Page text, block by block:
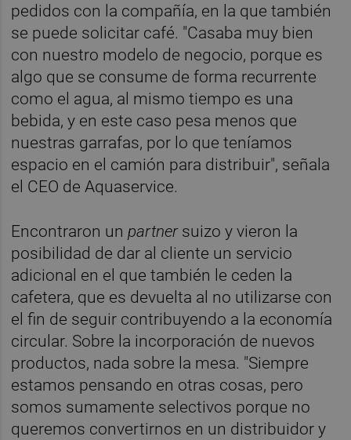
pedidos con la compañía, en la que también
se puede solicitar café. "Casaba muy bien
con nuestro modelo de negocio, porque es
algo que se consume de forma recurrente
como el agua, al mismo tiempo es una
bebida, y en este caso pesa menos que
nuestras garrafas, por lo que teníamos
espacio en el camión para distribuir", señala
el CEO de Aquaservice.
Encontraron unpartnersuizo y vieron la
posibilidad de dar al cliente un servicio
adicional en el que también le ceden la
cafetera, que es devuelta al no utilizarse con
el fin de seguir contribuyendo a la economía
circular. Sobre la incorporación de nuevos
productos, nada sobre la mesa. "Siempre
estamos pensando en otras cosas, pero
somos sumamente selectivos porque no
queremos convertirnos en un distribuidor y